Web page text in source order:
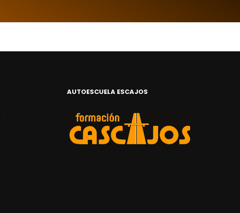
AUTOESCUELA ESCAJOS